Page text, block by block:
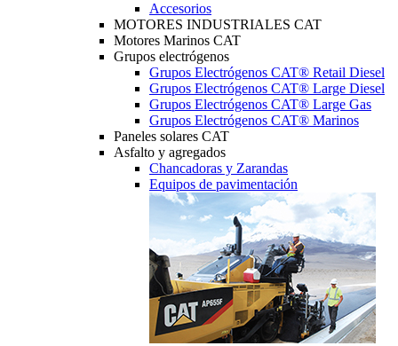
Accesorios
MOTORES INDUSTRIALES CAT
Motores Marinos CAT
Grupos electrógenos
Grupos Electrógenos CAT® Retail Diesel
Grupos Electrógenos CAT® Large Diesel
Grupos Electrógenos CAT® Large Gas
Grupos Electrógenos CAT® Marinos
Paneles solares CAT
Asfalto y agregados
Chancadoras y Zarandas
Equipos de pavimentación